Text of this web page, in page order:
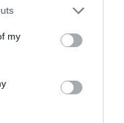
my
desmitificar la
de
un trabajo